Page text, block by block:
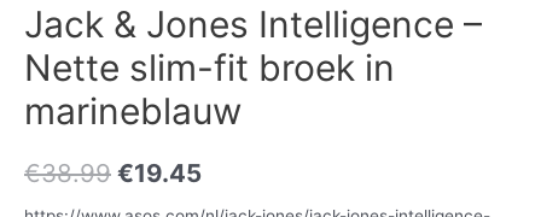
Jack & Jones Intelligence –
Nette slim-fit broek in
marineblauw
€38.99 €19.45